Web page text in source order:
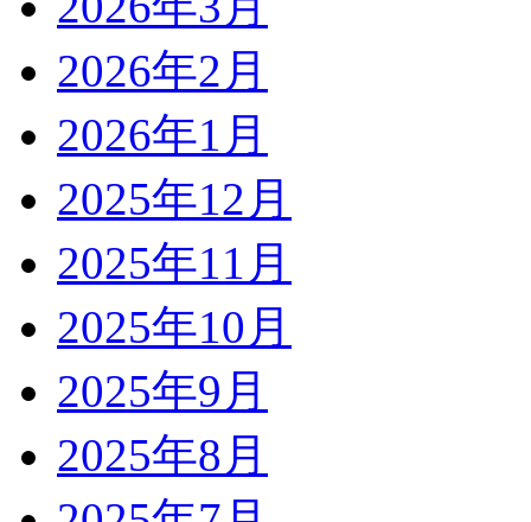
2026年2月
2026年1月
2025年12月
2025年11月
2025年10月
2025年9月
2025年8月